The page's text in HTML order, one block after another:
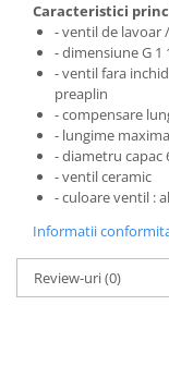
Living & hol
Mobila living
Comode
Mese cafea si
Rafturi si biblioteci
Tabureti si fotolii
Mobila hol
Caracteristici
- ventil de lavoar
- dimensiune G 1
- ventil fara
preaplin
- compensare
- lungime
- diametru capac
- ventil ceramic
- culoare ventil :
Informatii
Review-uri(0)